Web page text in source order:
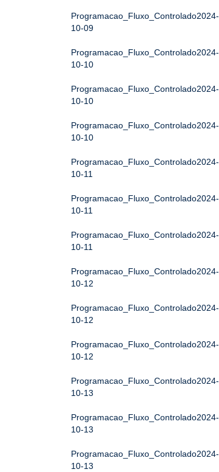
Programacao_Fluxo_Controlado2024-
10-09
Programacao_Fluxo_Controlado2024-
10-10
Programacao_Fluxo_Controlado2024-
10-10
Programacao_Fluxo_Controlado2024-
10-10
Programacao_Fluxo_Controlado2024-
10-11
Programacao_Fluxo_Controlado2024-
10-11
Programacao_Fluxo_Controlado2024-
10-11
Programacao_Fluxo_Controlado2024-
10-12
Programacao_Fluxo_Controlado2024-
10-12
Programacao_Fluxo_Controlado2024-
10-12
Programacao_Fluxo_Controlado2024-
10-13
Programacao_Fluxo_Controlado2024-
10-13
Programacao_Fluxo_Controlado2024-
10-13